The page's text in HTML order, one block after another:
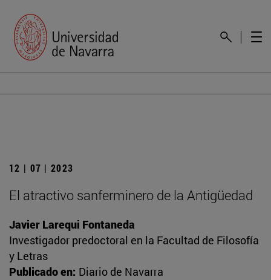
12 | 07 | 2023
El atractivo sanferminero de la Antigüedad
Javier Larequi Fontaneda
Investigador predoctoral en la Facultad de Filosofía
y Letras
Publicado en: Diario de Navarra